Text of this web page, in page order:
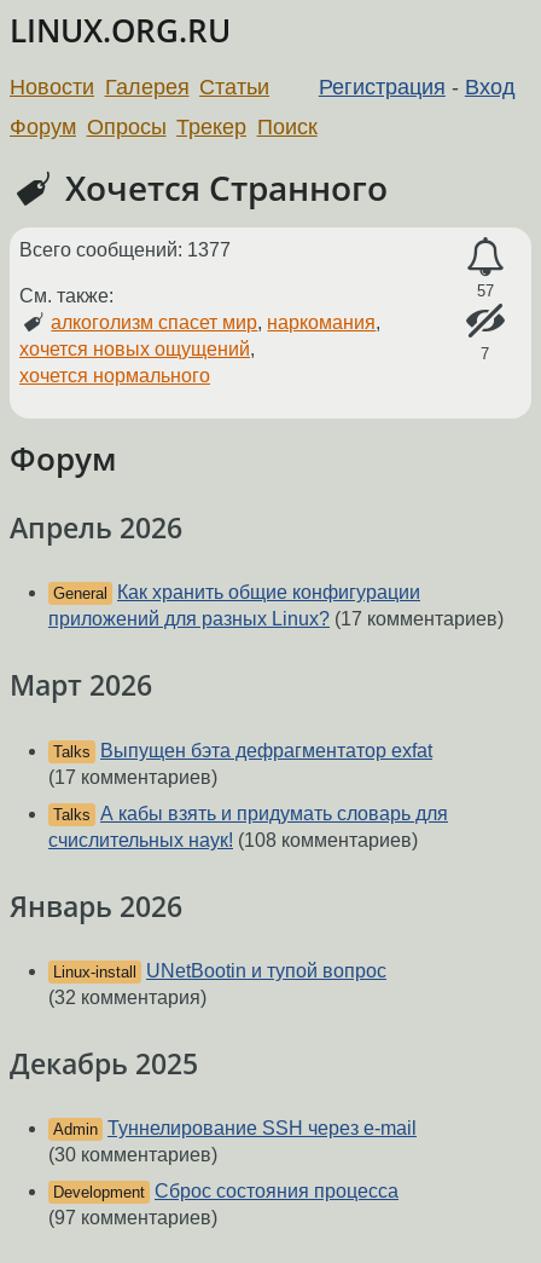
LINUX.ORG.RU
Регистрация - Вход
Новости Галерея Статьи
Форум Опросы Трекер Поиск
Хочется Странного
57
7
Всего сообщений: 1377
См. также:
алкоголизм спасет мир, наркомания,
хочется новых ощущений,
хочется нормального
Форум
Апрель 2026
General
Как хранить общие конфигурации
приложений для разных Linux? (17 комментариев)
Март 2026
Talks
Выпущен бэта дефрагментатор exfat
(17 комментариев)
Talks А кабы взять и придумать словарь для
счислительных наук! (108 комментариев)
Январь 2026
Linux-install
UNetBootin и тупой вопрос
(32 комментария)
Декабрь 2025
Admin Туннелирование SSH через e-mail
(30 комментариев)
Development Сброс состояния процесса
(97 комментариев)